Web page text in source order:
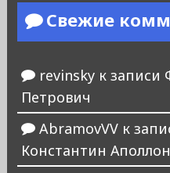
Свежие
revinskyк записи
Петрович
AbramovVVк
Константин